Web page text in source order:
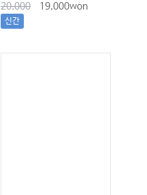
20,000
19,000won
신간